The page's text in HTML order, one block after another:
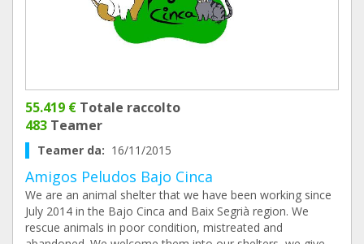
55.419 € Totale raccolto
483 Teamer
Teamer da: 16/11/2015
Amigos Peludos Bajo Cinca
We are an animal shelter that we have been working since
July 2014 in the Bajo Cinca and Baix Segrià region. We
rescue animals in poor condition, mistreated and